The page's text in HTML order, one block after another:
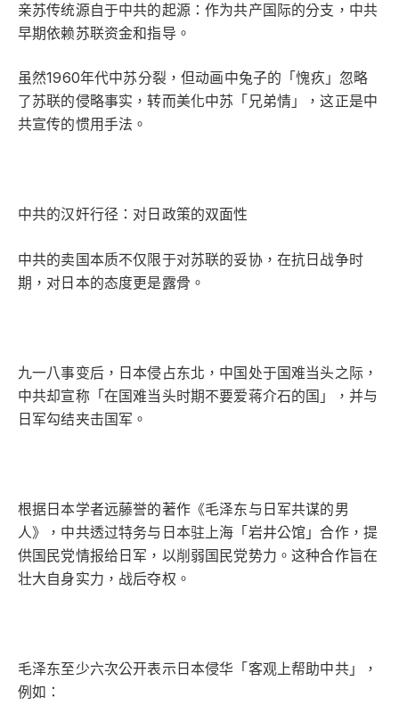
亲苏传统源自于中共的起源：作为共产国际的分支，中共
早期依赖苏联资金和指导。
虽然1960年代中苏分裂，但动画中兔子的「愧疚」忽略
了苏联的侵略事实，转而美化中苏「兄弟情」，这正是中
共宣传的惯用手法。
中共的汉奸行径：对日政策的双面性
中共的卖国本质不仅限于对苏联的妥协，在抗日战争时
期，对日本的态度更是露骨。
九一八事变后，日本侵占东北，中国处于国难当头之际，
中共却宣称「在国难当头时期不要爱蒋介石的国」，并与
日军勾结夹击国军。
根据日本学者远藤誉的著作《毛泽东与日军共谋的男
人》，中共透过特务与日本驻上海「岩井公馆」合作，提
供国民党情报给日军，以削弱国民党势力。这种合作旨在
壮大自身实力，战后夺权。
毛泽东至少六次公开表示日本侵华「客观上帮助中共」，
例如：